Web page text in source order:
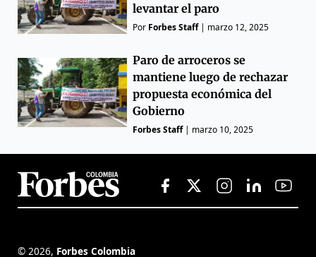
levantar el paro
Por Forbes Staff| marzo 12, 2025
Paro de arroceros se
mantiene luego de rechazar
propuesta económica del
Gobierno
Forbes Staff| marzo 10, 2025
© 2026, Forbes Colombia